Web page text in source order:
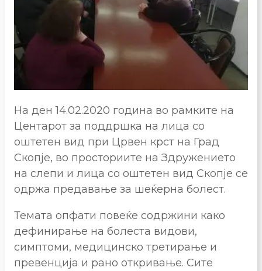
На ден 14.02.2020 година во рамките на
Центарот за поддршка на лица со
оштетен вид при Црвен крст на Град
Скопје, во просториите на Здружението
на слепи и лица со оштетен вид Скопје се
одржа предавање за шеќерна болест.
Темата опфати повеќе содржини како
дефинирање на болеста видови,
симптоми, медицинско третирање и
превенција и рано откривање. Сите